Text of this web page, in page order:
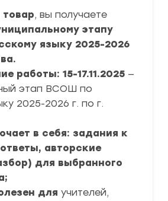
, вы получаете
этапу
языку 2025-2026
работы: 15-17.11.2025 —
этап ВСОШ по
2025-2026 г. по г.
в себя: задания к
авторские
для выбранного
для учителей,